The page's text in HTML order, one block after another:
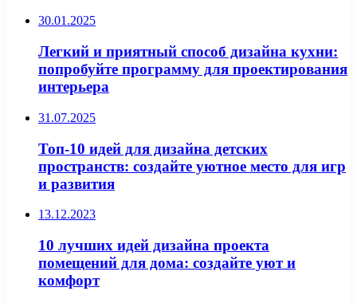
30.01.2025
Легкий и приятный способ дизайна кухни:
попробуйте программу для проектирования
интерьера
31.07.2025
Топ-10 идей для дизайна детских
пространств: создайте уютное место для игр
и развития
13.12.2023
10 лучших идей дизайна проекта
помещений для дома: создайте уют и
комфорт